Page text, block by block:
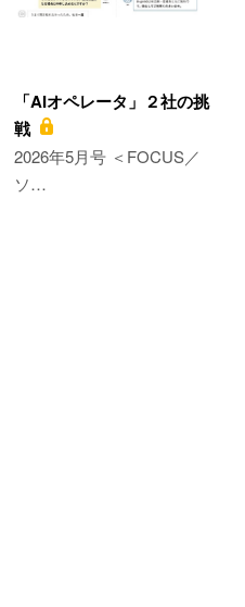
「AIオペレータ」２社の挑
戦
2026年5月号 ＜FOCUS／
ソ…